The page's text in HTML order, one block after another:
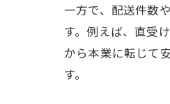
一方で、配送件数
す。例えば、直受
から本業に転じて
す。